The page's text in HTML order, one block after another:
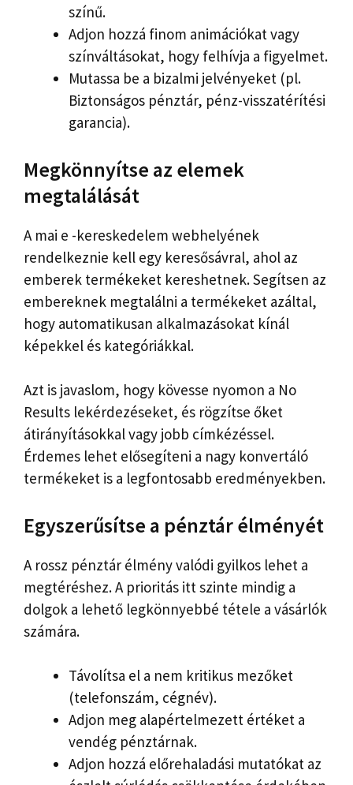
színű.
Adjon hozzá finom animációkat vagy
színváltásokat, hogy felhívja a figyelmet.
Mutassa be a bizalmi jelvényeket (pl.
Biztonságos pénztár, pénz-visszatérítési
garancia).
Megkönnyítse az elemek
megtalálását
A mai e -kereskedelem webhelyének
rendelkeznie kell egy keresősávral, ahol az
emberek termékeket kereshetnek. Segítsen az
embereknek megtalálni a termékeket azáltal,
hogy automatikusan alkalmazásokat kínál
képekkel és kategóriákkal.
Azt is javaslom, hogy kövesse nyomon a No
Results lekérdezéseket, és rögzítse őket
átirányításokkal vagy jobb címkézéssel.
Érdemes lehet elősegíteni a nagy konvertáló
termékeket is a legfontosabb eredményekben.
Egyszerűsítse a pénztár élményét
A rossz pénztár élmény valódi gyilkos lehet a
megtéréshez. A prioritás itt szinte mindig a
dolgok a lehető legkönnyebbé tétele a vásárlók
számára.
Távolítsa el a nem kritikus mezőket
(telefonszám, cégnév).
Adjon meg alapértelmezett értéket a
vendég pénztárnak.
Adjon hozzá előrehaladási mutatókat az